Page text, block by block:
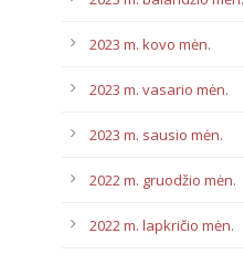
2023 m. kovo mėn.
2023 m. vasario mėn.
2023 m. sausio mėn.
2022 m. gruodžio mėn.
2022 m. lapkričio mėn.